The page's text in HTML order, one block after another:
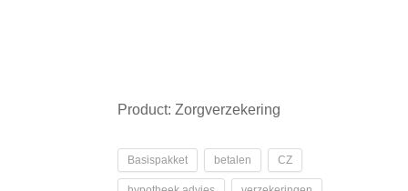
Product: Zorgverzekering
Basispakket betalen CZ